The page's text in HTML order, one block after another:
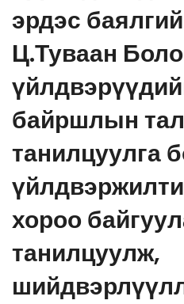
эрдэс
Ц.Туваан
байршлын
танилцуулга
хороо
танилцуулж,